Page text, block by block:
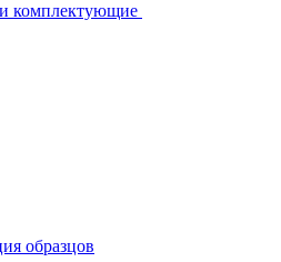
комплектующие
образцов